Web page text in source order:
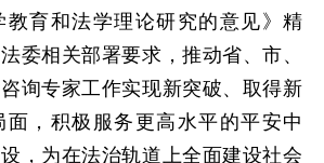
教育和法学理论研究的意见》精
委相关部署要求，推动省、市、
询专家工作实现新突破、取得新
面，积极服务更高水平的平安中
，为在法治轨道上全面建设社会